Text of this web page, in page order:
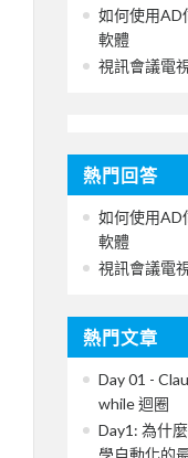
如何使用AD
軟體
視訊會議電
熱門回答
如何使用AD
軟體
視訊會議電
熱門文章
Day 01 -
while 迴圈
Day1: 為什
學自動化的